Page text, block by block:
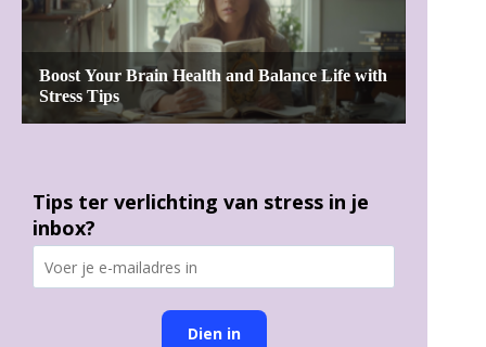
Tips ter verlichting van stress in je
inbox?
Dien in